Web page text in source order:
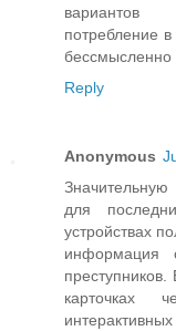
вариантов
потребление
бессмысленно
Reply
Anonymous
для
устройствах
информация
карточках